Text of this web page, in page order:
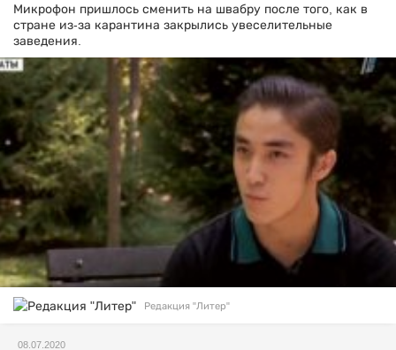
Микрофон пришлось сменить на швабру после того, как в
стране из-за карантина закрылись увеселительные
заведения.
Редакция "Литер"
08.07.2020